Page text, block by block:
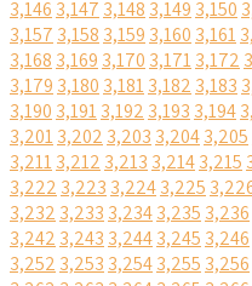
3,146 3,147 3,148 3,149 3,150
3,157 3,158 3,159 3,160 3,161
3,168 3,169 3,170 3,1713,172
3,179 3,180 3,1813,182 3,183
3,190 3,1913,192 3,193 3,194
3,2013,202 3,203 3,2043,205
3,2113,212 3,213 3,2143,215
3,222 3,223 3,2243,225
3,232 3,233 3,2343,235 3,236
3,242 3,243 3,2443,245 3,246
3,252 3,253 3,2543,255 3,256